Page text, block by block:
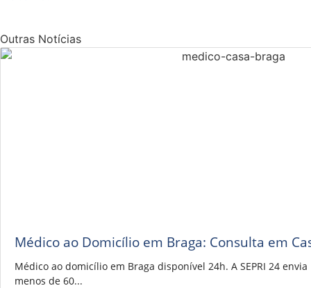
Outras Notícias
Médico ao Domicílio em Braga: Consulta em
Médico ao domicílio em Braga disponível 24h. A SEPRI 24
menos de 60...